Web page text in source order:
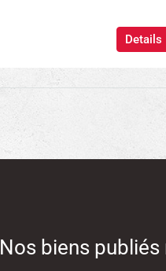
Details
Nos biens